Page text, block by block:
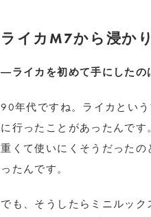
ライカM7から浸か
―ライカを初めて手にしたの
90年代ですね。ライカとい
に行ったことがあったんで
重くて使いにくそうだった
ったんです。
でも、そうしたらミニルッ